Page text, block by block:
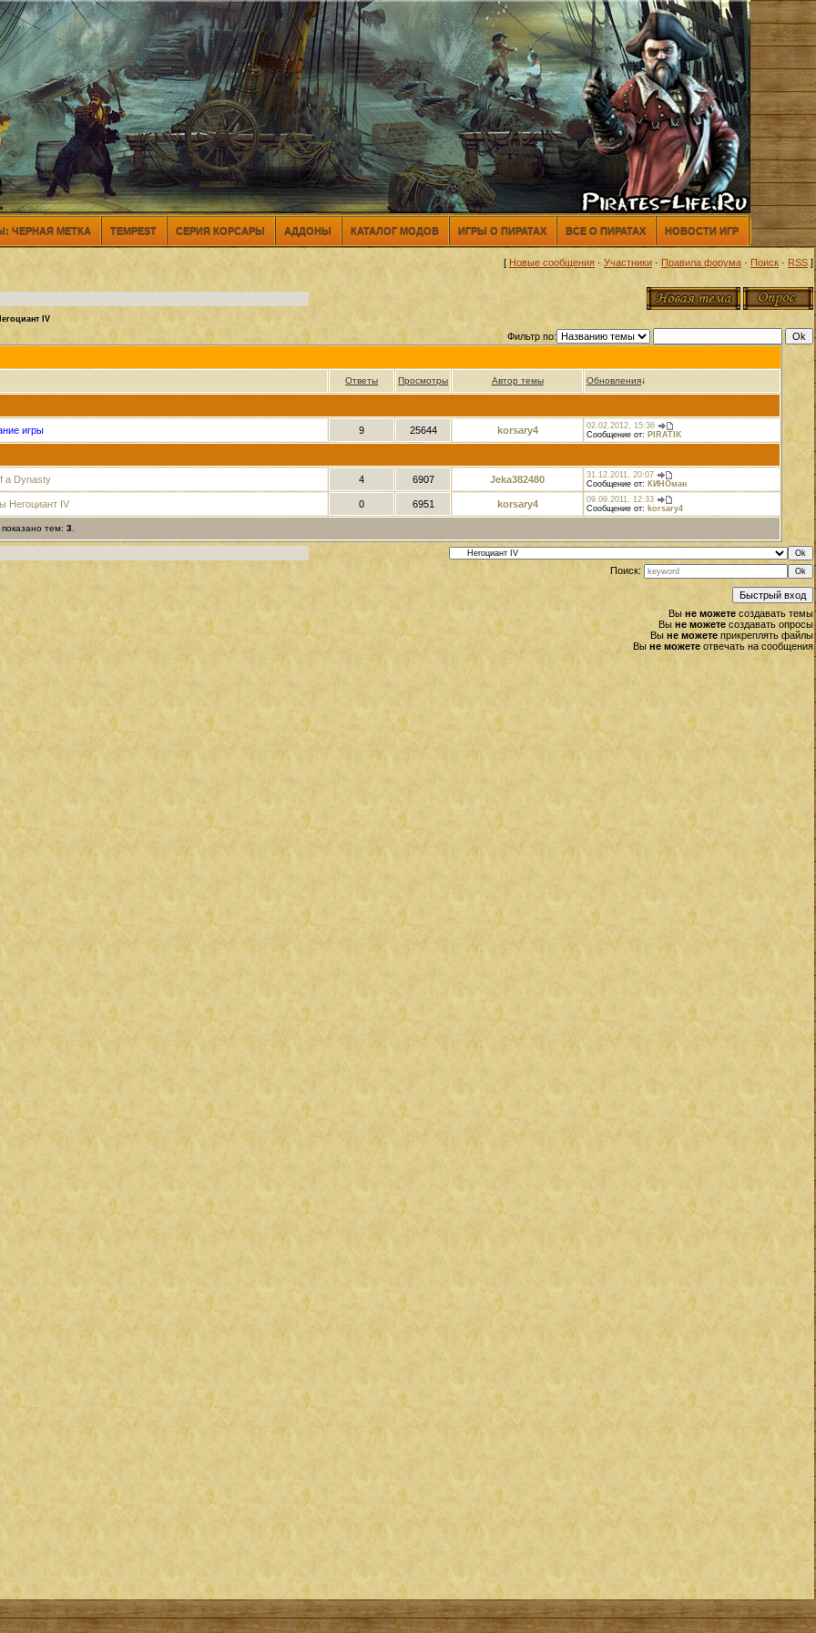
ЧЕРНАЯ МЕТКА TEMPEST СЕРИЯ КОРСАРЫ АДДОНЫ КАТАЛОГ МОДОВ ИГРЫ О ПИРАТАХ ВСЕ О ПИРАТАХ НОВОСТИ ИГР
[ Новые сообщения · Участники · Правила форума · Поиск · RSS]
IV
Фильтр по:
Ответы Просмотры Автор темы Обновления↓
игры 9 25644 korsary4
02.02.2012, 15:36
Сообщение от: PIRATIK
a Dynasty 4 6907 Jeka382480
31.12.2011, 20:07
Сообщение от: КИНОман
Негоциант IV 0 6951 korsary4
09.09.2011, 12:33
Сообщение от: korsary4
тем:3
Поиск:
Вы не можетесоздавать темы
Вы не можете создавать опросы
Вы не можете прикреплять файлы
Вы не можете отвечать на сообщения